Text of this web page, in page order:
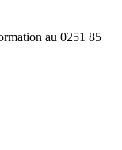
au 0251 85